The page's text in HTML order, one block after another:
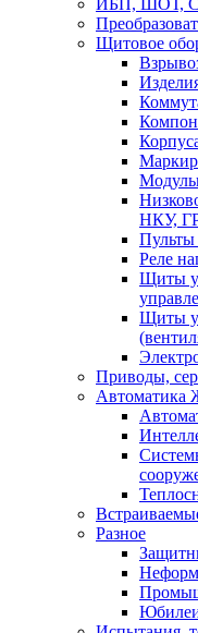
ИБП, ШОТ,
Щитовое
НКУ,
Пульты
Реле
Щиты
Щиты
Приводы,
Разное